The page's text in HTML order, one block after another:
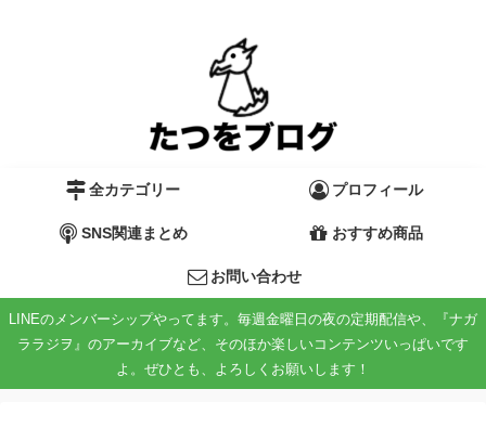
全カテゴリー プロフィール
SNS関連まとめ おすすめ商品
お問い合わせ
LINEのメンバーシップやってます。毎週金曜日の夜の定期配信や、『ナガ
ララジヲ』のアーカイブなど、そのほか楽しいコンテンツいっぱいです
よ。ぜひとも、よろしくお願いします！